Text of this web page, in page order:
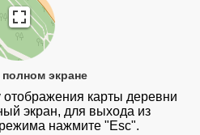
полном экране
отображения карты деревни
экран, для выхода из
нажмите "Esc".